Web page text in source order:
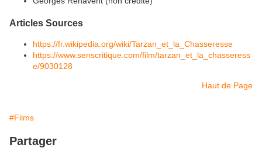
Articles Sources
https://fr.wikipedia.org/wiki/Tarzan_et_la_Chasseresse
https://www.senscritique.com/film/tarzan_et_la_chasseress
e/9030128
Haut de Page
#Films
Partager